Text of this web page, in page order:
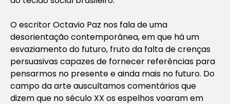
O escritor Octavio Paz nos fala de uma
desorientação contemporânea, em que há um
esvaziamento do futuro, fruto da falta de crenças
persuasivas capazes de fornecer referências para
pensarmos no presente e ainda mais no futuro. Do
campo da arte auscultamos comentários que
dizem que no século XX os espelhos voaram em